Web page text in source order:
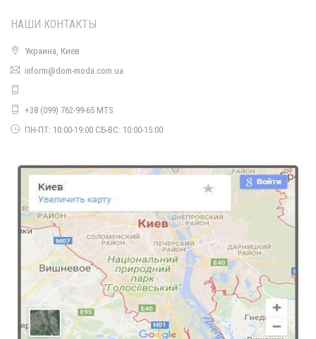
Теплый женский костюм букле для офиса
Модный теплый костюм с юбкой и кофтой
920.00грн.
НАШИ КОНТАКТЫ
Украина, Киев
inform@dom-moda.com.ua
+38 (099) 762-99-65 MTS
ПН-ПТ: 10:00-19:00 СБ-ВС: 10:00-15:00